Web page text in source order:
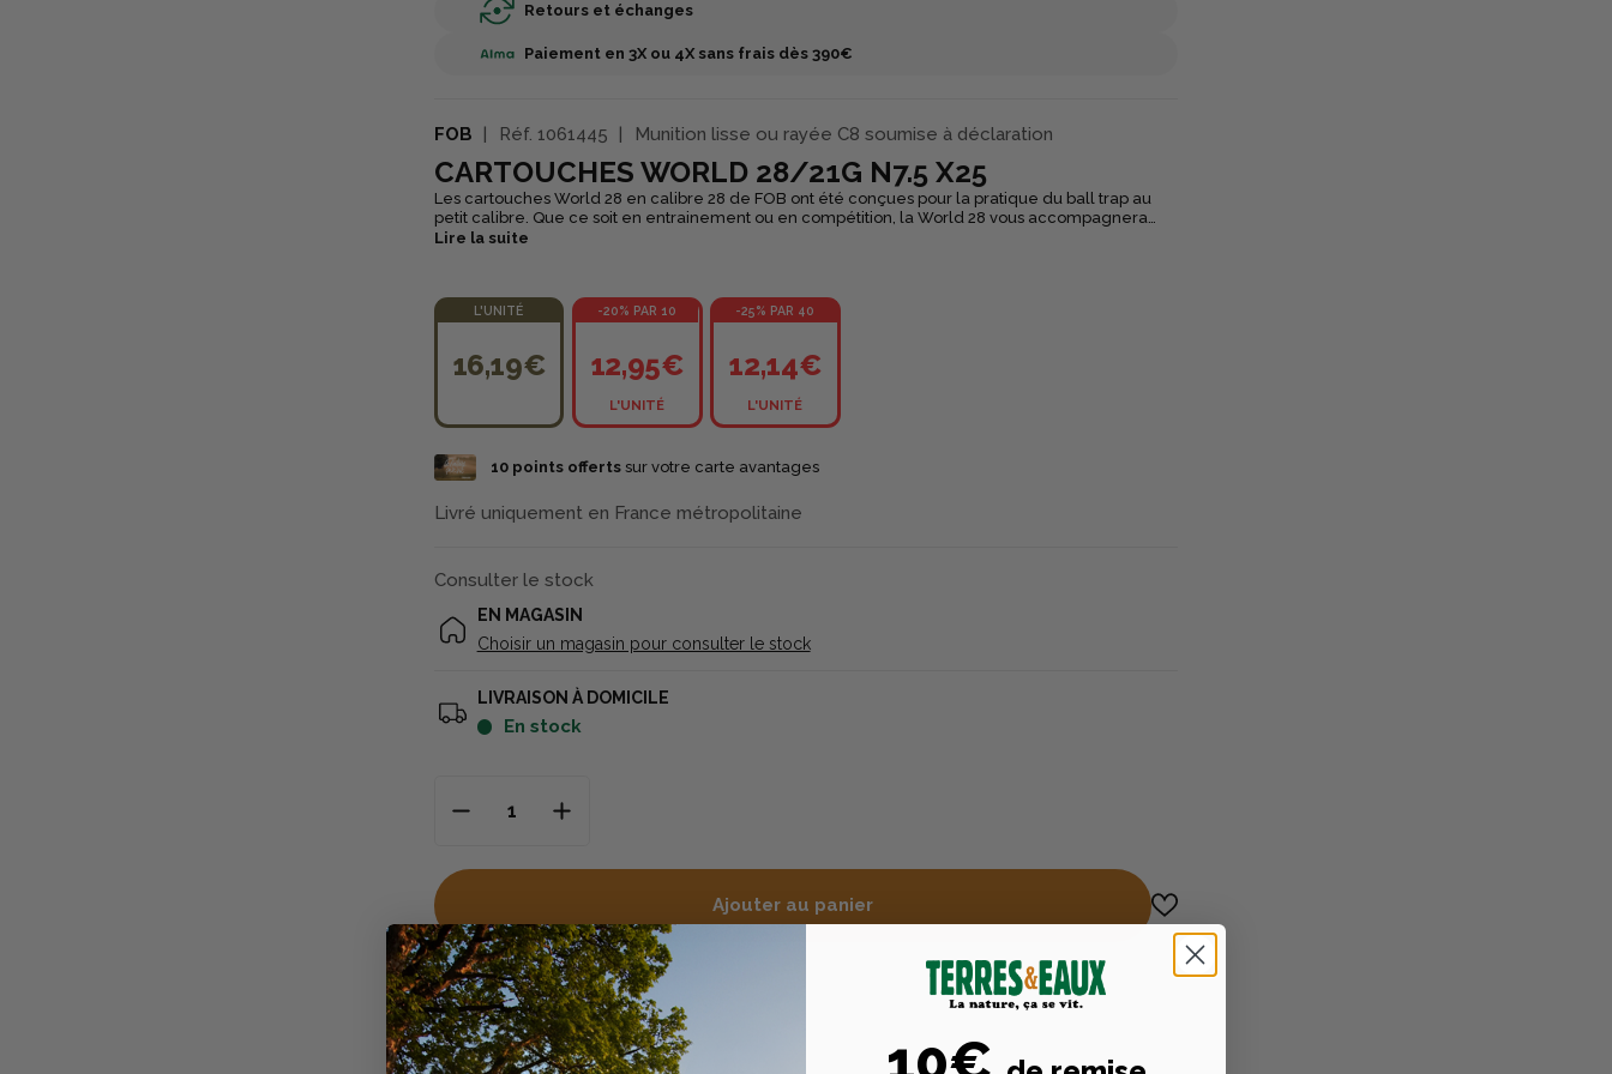
Retours et échanges
Paiement en 3X ou 4X sans frais dès 390€
FOB Réf. 1061445 Munition lisse ou rayée C8 soumise à déclaration
CARTOUCHES WORLD 28/21G N7.5 X25
Les cartouches World 28 en calibre 28 de FOB ont été conçues pour la pratique du ball trap au
petit calibre. Que ce soit en entrainement ou en compétition, la World 28 vous accompagnera
parfaitement sur les distances de tir courantes.
Lire la suite
L'UNITÉ
16,19€
-20% PAR 10
12,95€
L'UNITÉ
-25% PAR 40
12,14€
L'UNITÉ
10 points offerts sur votre carte avantages
Livré uniquement en France métropolitaine
Consulter le stock
EN MAGASIN
Choisir un magasin pour consulter le stock
LIVRAISON À DOMICILE
en stock
Ajouter au panier